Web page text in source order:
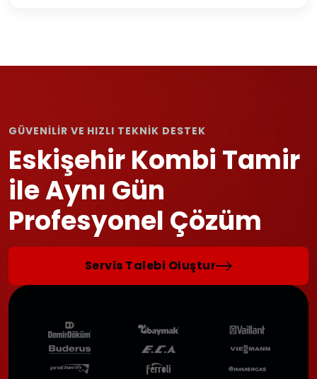
GÜVENİLİR VE HIZLI TEKNİK DESTEK
Eskişehir Kombi Tamir
ile Aynı Gün
Profesyonel Çözüm
Servis Talebi Oluştur